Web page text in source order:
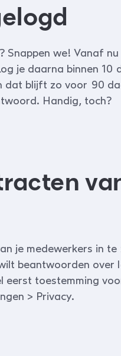
Snappen we! Vanaf
je daarna binnen 10
dat blijft zo voor 90
Handig, toch?
je medewerkers in te
beantwoorden over
eerst toestemming
> Privacy.